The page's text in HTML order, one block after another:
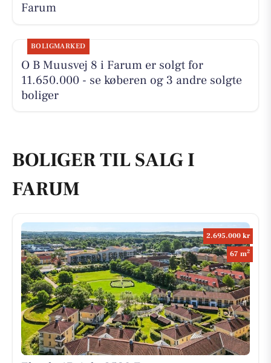
Farum
BOLIGMARKED
O B Muusvej 8 i Farum er solgt for
11.650.000 - se køberen og 3 andre solgte
boliger
BOLIGER TIL SALG I
FARUM
2.695.000 kr
67 m2